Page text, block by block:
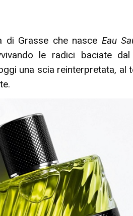
di Grasse che nasce Eau
le radici baciate
una scia reinterpretata,